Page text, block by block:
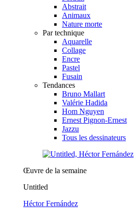
Abstrait
Animaux
Nature morte
Par technique
Aquarelle
Collage
Encre
Pastel
Fusain
Tendances
Bruno Mallart
Valérie Hadida
Hom Nguyen
Ernest Pignon-Ernest
Jazzu
Tous les dessinateurs
Œuvre de la semaine
Untitled
Héctor Fernández